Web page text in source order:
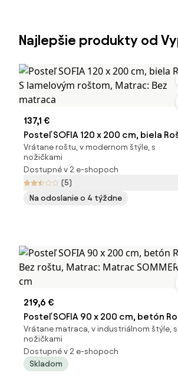
Najlepšie produkty od
137,1 €
Posteľ SOFIA 120 x 200 cm, biela
lamelovým roštom, Matrac: Bez
matraca
Vrátane roštu, v modernom štýle, s
nožičkami
Dostupné v 2 e-shopoch
(5)
Na odoslanie o 4 týždne
219,6 €
Posteľ SOFIA 90 x 200 cm, betón
Bez roštu, Matrac: Matrac
cm
Vrátane matraca, v industriálnom štýle, s
nožičkami
Dostupné v 2 e-shopoch
Skladom